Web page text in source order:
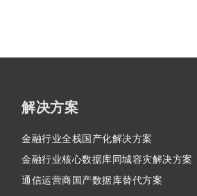
解决方案
金融行业全栈国产化解决方案
金融行业核心数据库同城容灾解决方案
通信运营商国产数据库替代方案